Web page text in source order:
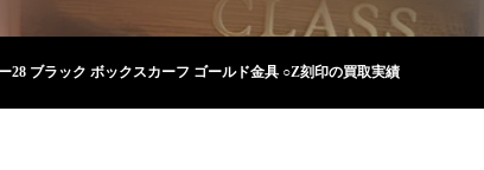
28 ブラック ボックスカーフ ゴールド金具 ○Z刻印の買取実績